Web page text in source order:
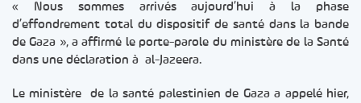
« Nous sommes arrivés aujourd’hui à la phase
d’effondrement total du dispositif de santé dans la bande
de Gaza », a affirmé le porte-parole du ministère de la Santé
dans une déclaration à al-Jazeera.
Le ministère de la santé palestinien de Gaza a appelé hier,